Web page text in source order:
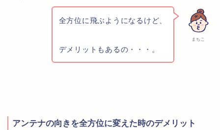
まちこ
全方位に飛ぶようになるけど、
デメリットもあるの・・・。
アンテナの向きを全方位に変えた時のデメリット